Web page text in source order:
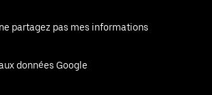
partagez pas mes informations
données Google